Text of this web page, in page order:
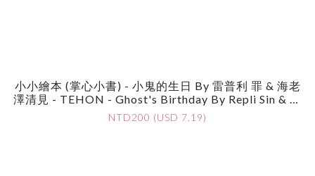
小小繪本 (掌心小書) - 小鬼的生日 By 雷普利 罪 & 海老
澤清見 - TEHON - Ghost's Birthday By Repli Sin & Ki
Yomi Ebisawa
NTD200 (USD 7.19)